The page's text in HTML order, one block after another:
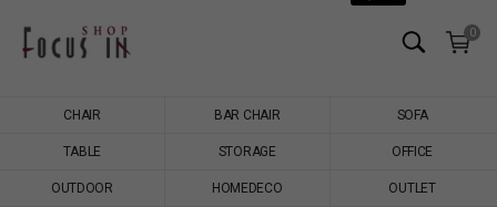
0
CHAIR BAR CHAIR SOFA
TABLE STORAGE OFFICE
OUTDOOR HOMEDECO OUTLET